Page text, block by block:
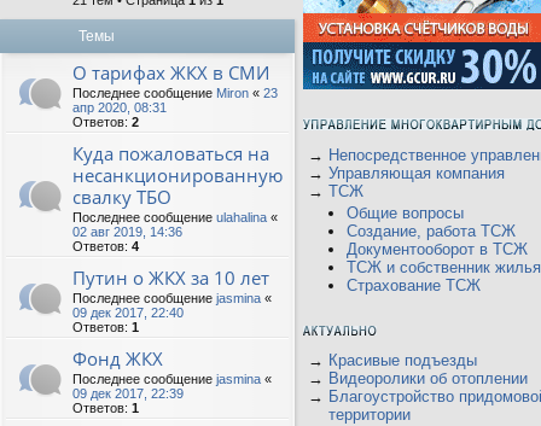
Темы
О тарифах ЖКХ в СМИ
Последнее сообщение Miron « 23
апр 2020, 08:31
Ответов: 2
Куда пожаловаться на
несанкционированную
свалку ТБО
Последнее сообщение ulahalina «
02 авг 2019, 14:36
Ответов: 4
Путин о ЖКХ за 10 лет
Последнее сообщение jasmina «
09 дек 2017, 22:40
Ответов: 1
Фонд ЖКХ
Последнее сообщение jasmina «
09 дек 2017, 22:39
Ответов: 1
→ Непосредственное
→ Управляющая компания
→ ТСЖ
Общие вопросы
Создание, работа ТСЖ
Документооборот в ТСЖ
ТСЖ и собственник жилья
Страхование ТСЖ
→ Красивые подъезды
→ Видеоролики об отоплении
→ Благоустройство
территории